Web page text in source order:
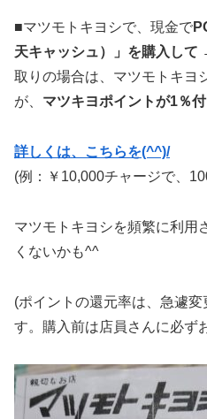
■マツモトキヨシで、現金で
天キャッシュ）」を購入し
取りの場合は、マツモトキヨ
が、 マツキヨポイントが1％付
詳しくは、こちらを(^^)/
(例：￥10,000チャージで、
マツモトキヨシを頻繁に利用
くないかも^^
(ポイントの還元率は、急遽
す。購入前は店員さんに必ず